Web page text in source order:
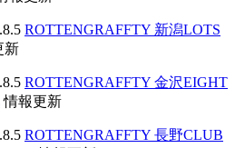
ROTTENGRAFFTY 新潟LOTS
新
ROTTENGRAFFTY 金沢EIGHT
情報更新
ROTTENGRAFFTY 長野CLUB